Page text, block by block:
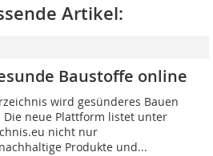
Artikel:
Baustoffe online
wird gesünderes Bauen
neue Plattform listet unter
nicht nur
Produkte und...